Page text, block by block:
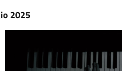
2025